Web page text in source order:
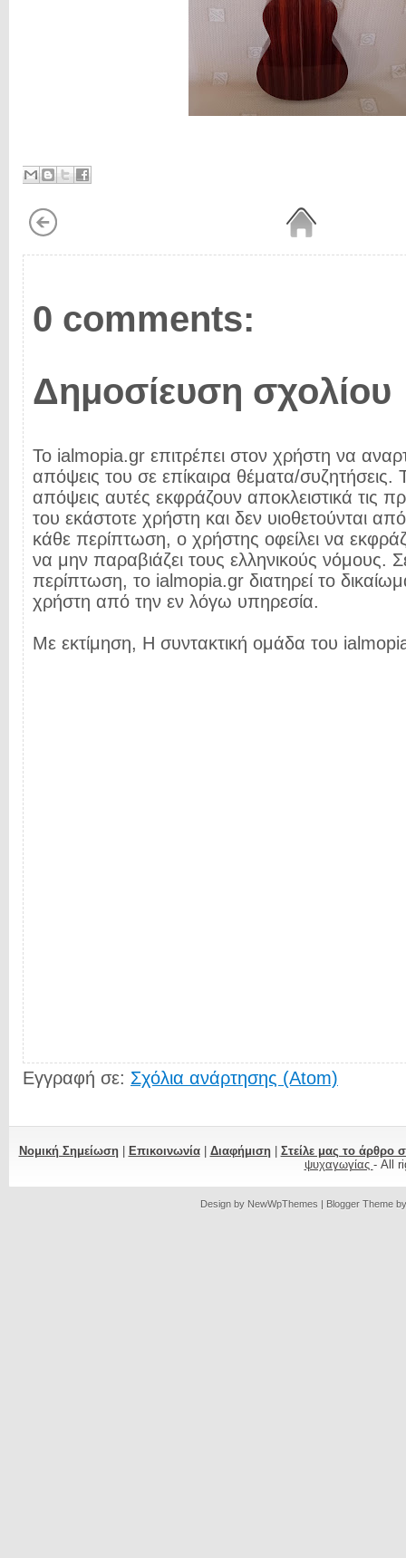
0 comments:
Δημοσίευση σχολίου
Το ialmopia.gr επιτρέπει στον χρήστη να
απόψεις του σε επίκαιρα θέματα/συζητήσεις.
απόψεις αυτές εκφράζουν αποκλειστικά τις
του εκάστοτε χρήστη και δεν υιοθετούνται
κάθε περίπτωση, ο χρήστης οφείλει να
να μην παραβιάζει τους ελληνικούς νόμους.
περίπτωση, το ialmopia.gr διατηρεί το
χρήστη από την εν λόγω υπηρεσία.
Με εκτίμηση, Η συντακτική ομάδα του
Εγγραφή σε: Σχόλια ανάρτησης (Atom)
Νομική Σημείωση| Επικοινωνία| Διαφήμιση| Στείλε μας το άρθρο
ψυχαγωγίας - All
Design by NewWpThemes | Blogger Theme